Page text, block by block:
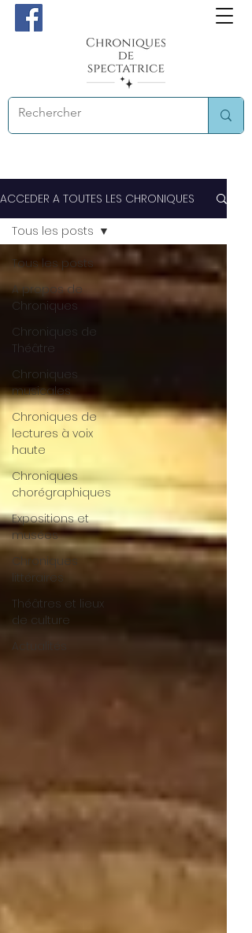
ACCEDER A TOUTES LES CHRONIQUES
Tous les posts
A propos de
Chroniques
Chroniques de
Théâtre
Chroniques
musicales
Chroniques de
lectures à voix
haute
Chroniques
chorégraphiques
Expositions et
musées
Chroniques
littéraires
Théâtres et lieux
de culture
Actualités
Tous les posts